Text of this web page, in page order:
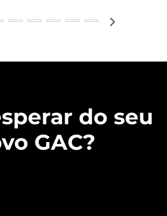
do seu